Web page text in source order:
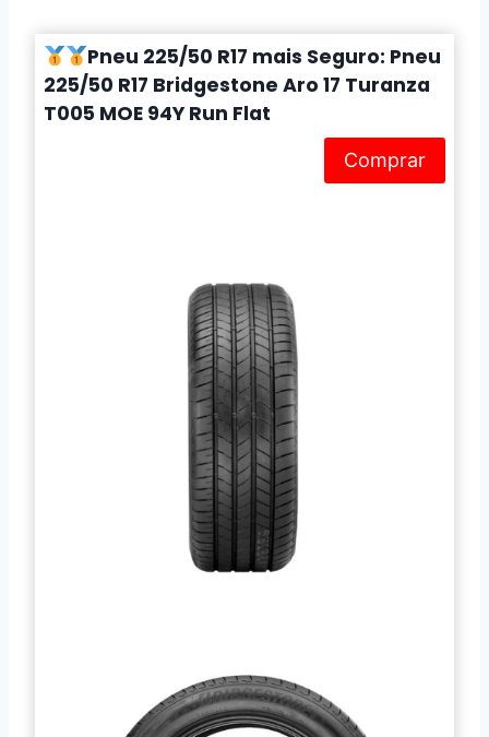
Pneu 225/50 R17 mais Seguro: Pneu
225/50 R17 Bridgestone Aro 17 Turanza
T005 MOE 94Y Run Flat
Comprar